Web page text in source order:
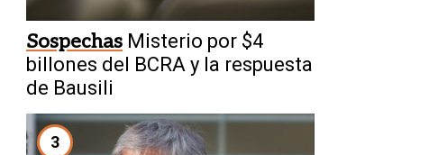
Sospechas Misterio por $4
billones del BCRA y la respuesta
de Bausili
3